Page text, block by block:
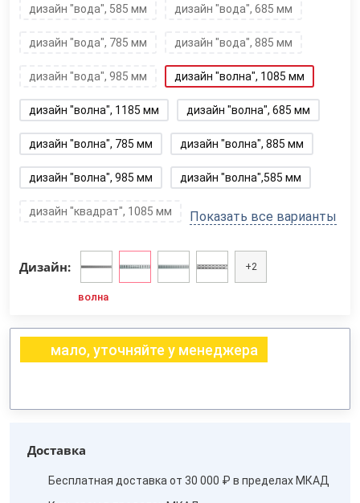
дизайн "вода", 585 мм дизайн "вода", 685 мм
дизайн "вода", 785 мм дизайн "вода", 885 мм
дизайн "вода", 985 мм дизайн "волна", 1085 мм
дизайн "волна", 1185 мм дизайн "волна", 685 мм
дизайн "волна", 785 мм дизайн "волна", 885 мм
дизайн "волна", 985 мм дизайн "волна",585 мм
дизайн "квадрат", 1085 мм Показать все варианты
Дизайн:
волна
+2
мало, уточняйте у менеджера
Доставка
Бесплатная доставка от 30 000 ₽ в пределах МКАД